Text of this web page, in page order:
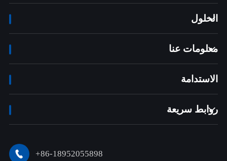
الحلول

معلومات عنا

الاستدامة
روابط سريعة

 +86-18952055898